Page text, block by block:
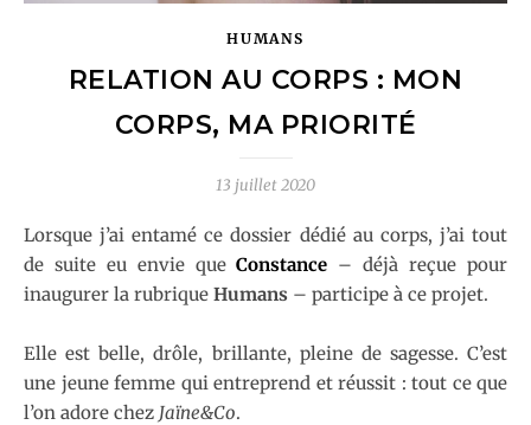
HUMANS
RELATION AU CORPS : MON
CORPS, MA PRIORITÉ
13 juillet 2020
Lorsque j’ai entamé ce dossier dédié au corps, j’ai tout
de suite eu envie queConstance – déjà reçue pour
inaugurer la rubrique Humans – participe à ce projet.
Elle est belle, drôle, brillante, pleine de sagesse. C’est
une jeune femme qui entreprend et réussit : tout ce que
l’on adore chez Jaïne&Co.